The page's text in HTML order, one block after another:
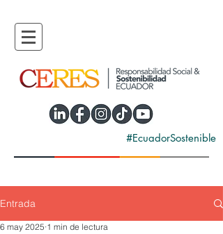
#EcuadorSostenible
Entrada
6 may 2025 1 min de lectura